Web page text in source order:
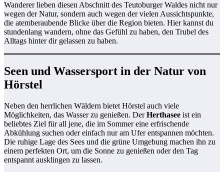
Wanderer lieben diesen Abschnitt des Teutoburger Waldes nicht nur
wegen der Natur, sondern auch wegen der vielen Aussichtspunkte,
die atemberaubende Blicke über die Region bieten. Hier kannst du
stundenlang wandern, ohne das Gefühl zu haben, den Trubel des
Alltags hinter dir gelassen zu haben.
Seen und Wassersport in der Natur von
Hörstel
Neben den herrlichen Wäldern bietet Hörstel auch viele
Möglichkeiten, das Wasser zu genießen. DerHerthasee ist ein
beliebtes Ziel für all jene, die im Sommer eine erfrischende
Abkühlung suchen oder einfach nur am Ufer entspannen möchten.
Die ruhige Lage des Sees und die grüne Umgebung machen ihn zu
einem perfekten Ort, um die Sonne zu genießen oder den Tag
entspannt ausklingen zu lassen.